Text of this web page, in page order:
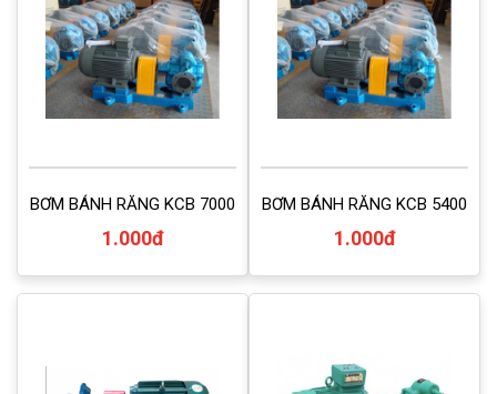
BƠM BÁNH RĂNG KCB 7000
1.000đ
BƠM BÁNH RĂNG KCB 5400
1.000đ